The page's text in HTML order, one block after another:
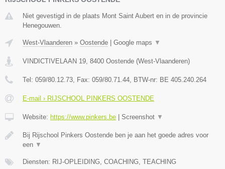
Niet gevestigd in de plaats Mont Saint Aubert en in de provincie
Henegouwen.
West-Vlaanderen » Oostende Google maps ▼
VINDICTIVELAAN 19, 8400 Oostende (West-Vlaanderen)
Tel: 059/80.12.73, Fax: 059/80.71.44, BTW-nr: BE 405.240.264
E-mail › RIJSCHOOL PINKERS OOSTENDE
Website: https://www.pinkers.be Screenshot ▼
Bij Rijschool Pinkers Oostende ben je aan het goede adres voor
een ▼
Diensten: RIJ-OPLEIDING, COACHING, TEACHING